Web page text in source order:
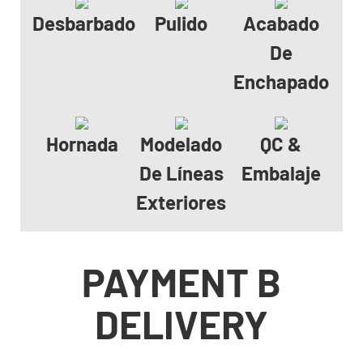
Desbarbado
Pulido
Acabado
De
Enchapado
Hornada
Modelado
De Líneas
Exteriores
QC &
Embalaje
PAYMENT B
DELIVERY